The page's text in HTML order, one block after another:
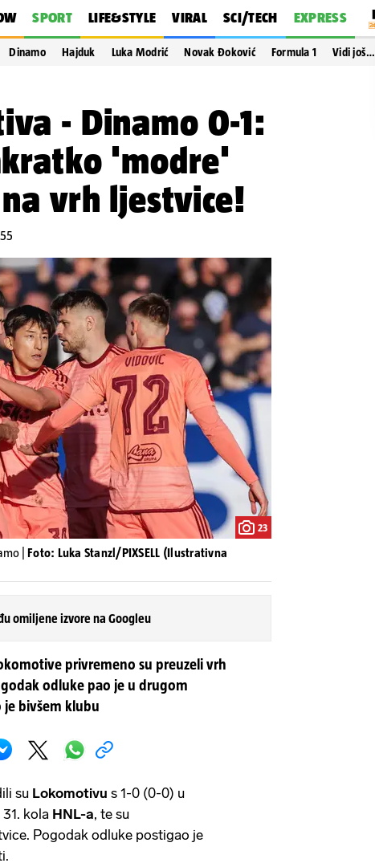
SPORT LIFE&STYLE VIRAL SCI/TECH EXPRESS
Dinamo Hajduk Luka Modrić Novak Đoković Formula 1 Vidi još…
- Dinamo 0-1:
'modre'
vrh ljestvice!
23
| Foto: Luka Stanzl/PIXSELL (Ilustrativna
omiljene izvore na Googleu
privremeno su preuzeli vrh
odluke pao je u drugom
je bivšem klubu
su Lokomotivu s 1-0 (0-0) u
kola HNL-a, te su
Pogodak odluke postigao je